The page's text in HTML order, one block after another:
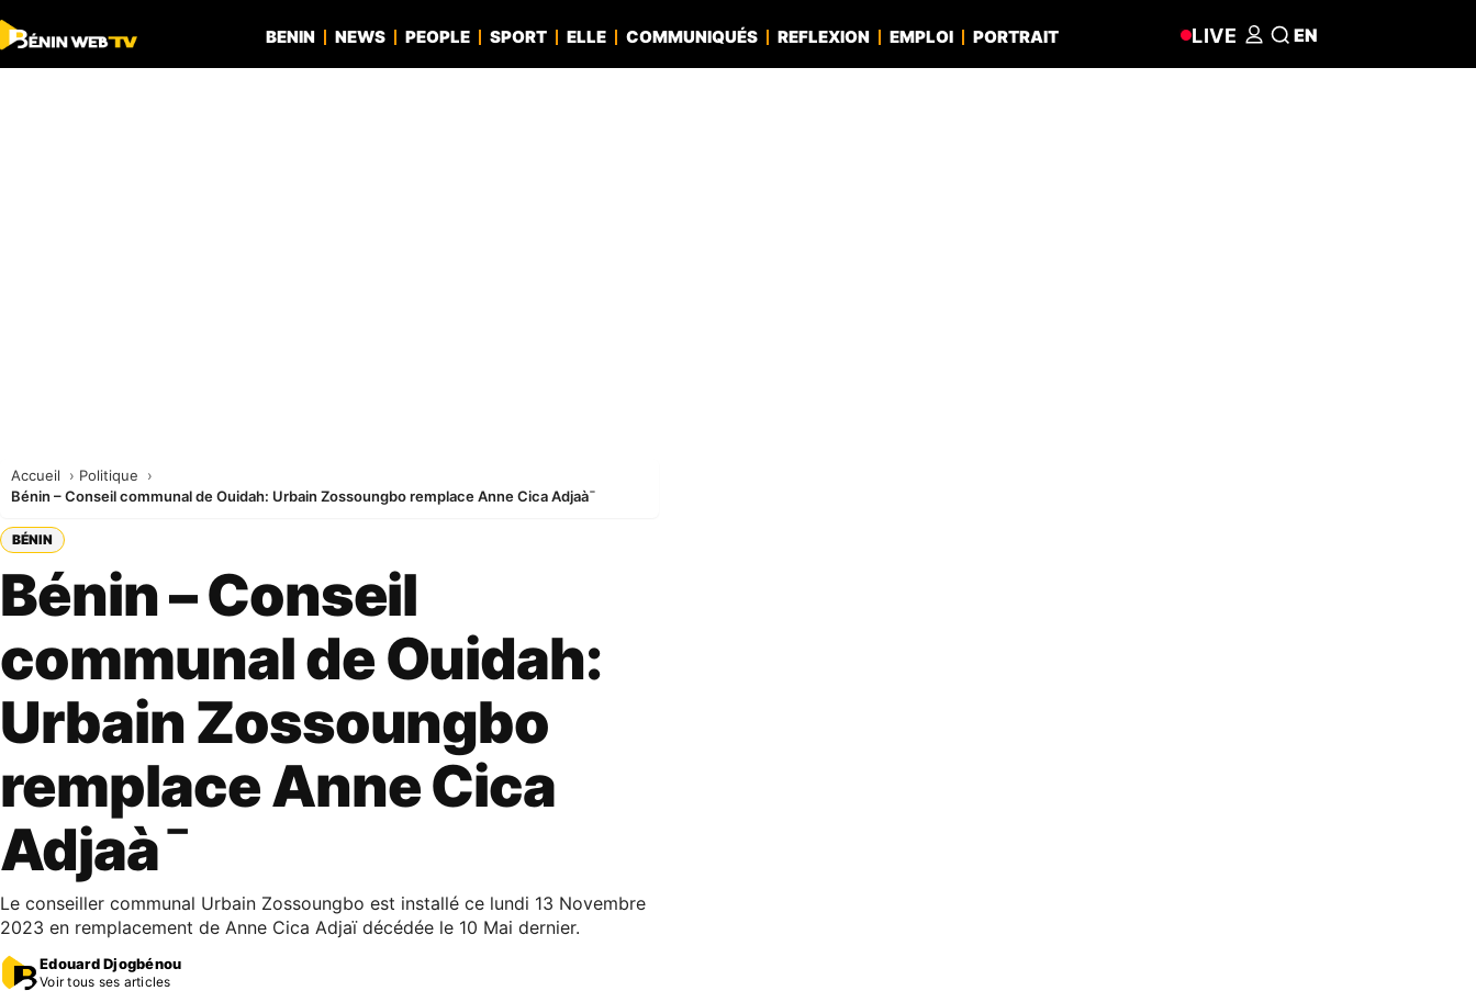
BENIN NEWS PEOPLE SPORT ELLE COMMUNIQUÉS REFLEXION EMPLOI PORTRAIT LIVE EN
Accueil
Politique
Bénin – Conseil communal de Ouidah: Urbain Zossoungbo remplace Anne Cica Adjaà¯
BÉNIN
Bénin – Conseil
communal de Ouidah:
Urbain Zossoungbo
remplace Anne Cica
Adjaà¯
Le conseiller communal Urbain Zossoungbo est installé ce lundi 13 Novembre
2023 en remplacement de Anne Cica Adjaï décédée le 10 Mai dernier.
Edouard Djogbénou
Voir tous ses articles